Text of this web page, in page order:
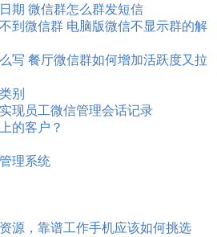
期 微信群怎么群发短信
到微信群 电脑版微信不显示群的解
写 餐厅微信群如何增加活跃度又拉
别
现员工微信管理会话记录
的客户？
理系统
源，靠谱工作手机应该如何挑选